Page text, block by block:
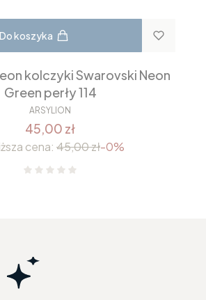
Do koszyka
kolczyki Swarovski Neon
Green perły 114
ARSYLION
45,00 zł
cena: 45,00 zł-0%